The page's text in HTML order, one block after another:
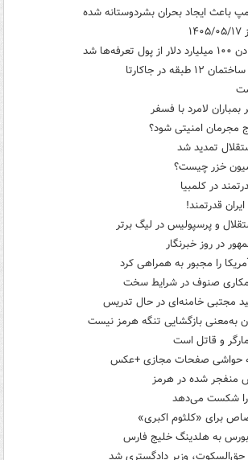
باعث ایجاد بحران بشردوستانه شده
شد
در جاکارتا
لامرد با فسفر
مجرمان امنیتی شود؟
تمدید شد
خزر چیست؟
در کلمبیا
قدرتمند!
و پرسپولیس در لیگ برتر
در روز خبرنگار
را مجبور به همراهی کرد
صنوف در شرایط سخت
مجتبی خامنه‌ای در حال تدریس
به‌معنی بازگشایی تنگه هرمز نیست
و قاتل است
حواشی صفحات مجازی +عکس
منفجر شده در هرمز
را شکست می‌دهد
حق‌السکوت، وزیر دادگستری شد